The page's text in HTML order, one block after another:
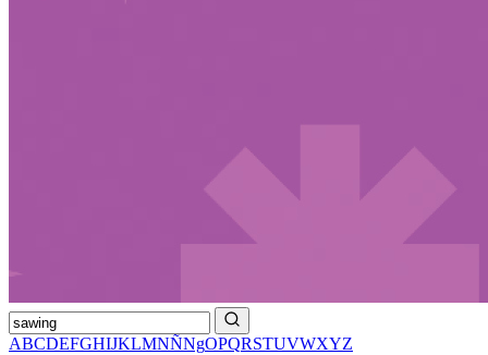
ABCDEFGHIJKLMNÑNgOPQRSTUVWXYZ